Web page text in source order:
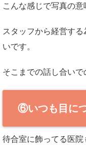
こんな感じで写真の意
スタッフから経営す
いです。
そこまでの話し合いで
⑥いつも目に
待合室に飾ってる医院